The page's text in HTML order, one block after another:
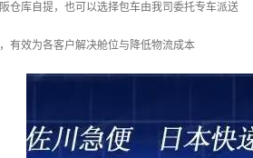
仓库自提，也可以选择包车由我司委托专车派送
有效为各客户解决舱位与降低物流成本